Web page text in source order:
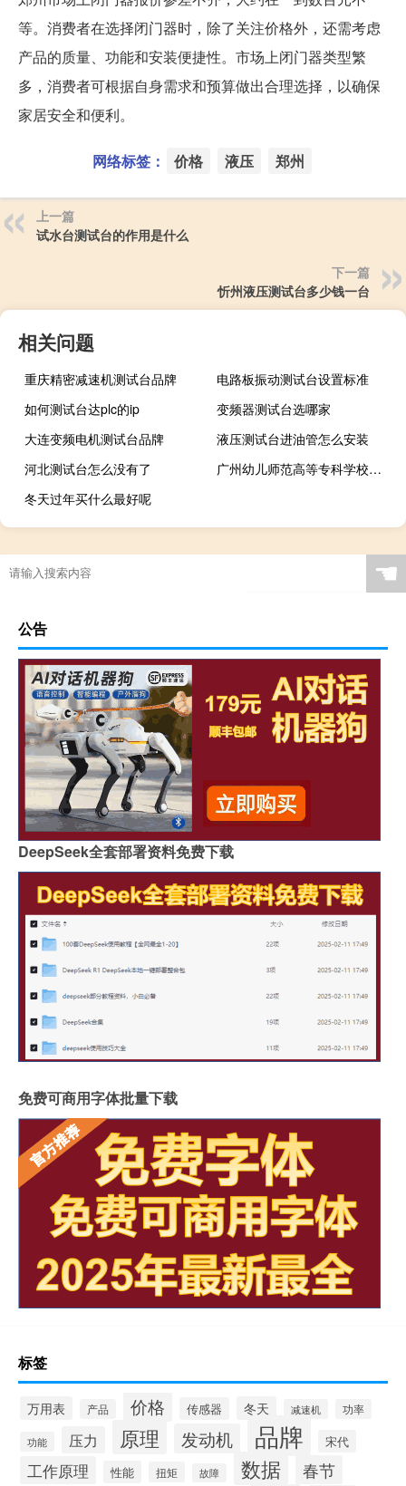
等。消费者在选择闭门器时，除了关注价格外，还需考虑
产品的质量、功能和安装便捷性。市场上闭门器类型繁
多，消费者可根据自身需求和预算做出合理选择，以确保
家居安全和便利。
网络标签： 价格 液压 郑州
上一篇
试水台测试台的作用是什么
下一篇
忻州液压测试台多少钱一台
相关问题
重庆精密减速机测试台品牌
电路板振动测试台设置标准
如何测试台达plc的ip
变频器测试台选哪家
大连变频电机测试台品牌
液压测试台进油管怎么安装
河北测试台怎么没有了
广州幼儿师范高等专科学校是211大学吗
冬天过年买什么最好呢
☚
公告
DeepSeek全套部署资料免费下载
免费可商用字体批量下载
标签
万用表 产品 价格 传感器 冬天 减速机 功率
功能 压力 原理 发动机 品牌 宋代
工作原理 性能 扭矩 故障 数据 春节